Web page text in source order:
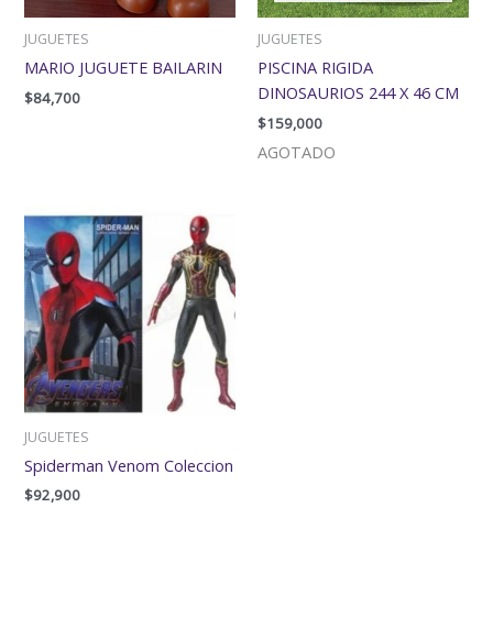
JUGUETES
MARIO JUGUETE BAILARIN
$84,700
JUGUETES
PISCINA RIGIDA
DINOSAURIOS 244 X 46 CM
$159,000
AGOTADO
JUGUETES
Spiderman Venom Coleccion
$92,900